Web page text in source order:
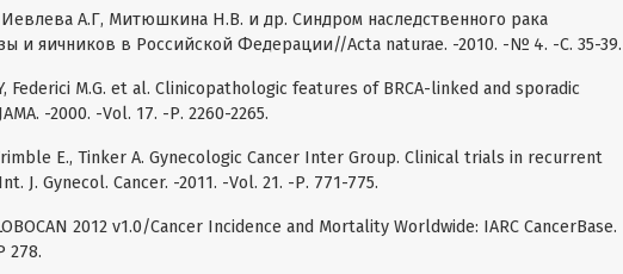
А.Г, Митюшкина Н.В. и др. Синдром наследственного рака
и яичников в Российской Федерации//Acta naturae. -2010. -№ 4. -С. 35-39.
Federici M.G. et al. Clinicopathologic features of BRCA-linked and sporadic
-2000. -Vol. 17. -Р. 2260-2265.
E., Tinker A. Gynecologic Cancer Inter Group. Clinical trials in recurrent
J. Gynecol. Cancer. -2011. -Vol. 21. -Р. 771-775.
2012 v1.0/Cancer Incidence and Mortality Worldwide: IARC CancerBase.
278.